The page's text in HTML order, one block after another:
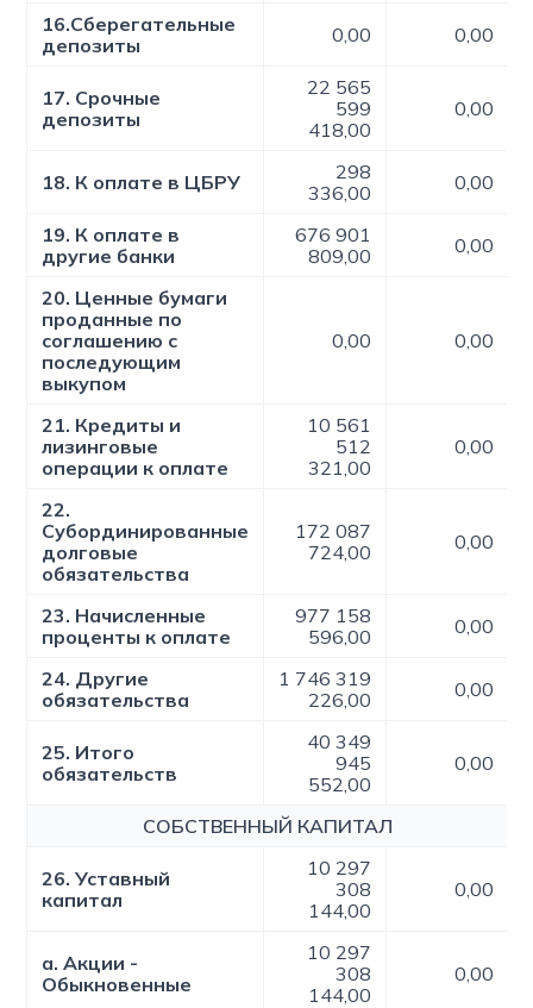
16.Сберегательные
депозиты
0,00 0,00
17. Срочные
депозиты
22 565
599
418,00
0,00
18. К оплате в ЦБРУ
298
336,00
0,00
19. К оплате в
другие банки
676 901
809,00
0,00
20. Ценные бумаги
проданные по
соглашению с
последующим
выкупом
0,00 0,00
21. Кредиты и
лизинговые
операции к оплате
10 561
512
321,00
0,00
22.
Субординированные
долговые
обязательства
172 087
724,00
0,00
23. Начисленные
проценты к оплате
977 158
596,00
0,00
24. Другие
обязательства
1 746 319
226,00
0,00
25. Итого
обязательств
40 349
945
552,00
0,00
СОБСТВЕННЫЙ КАПИТАЛ
26. Уставный
капитал
10 297
308
144,00
0,00
а. Акции -
Обыкновенные
10 297
308
144,00
0,00